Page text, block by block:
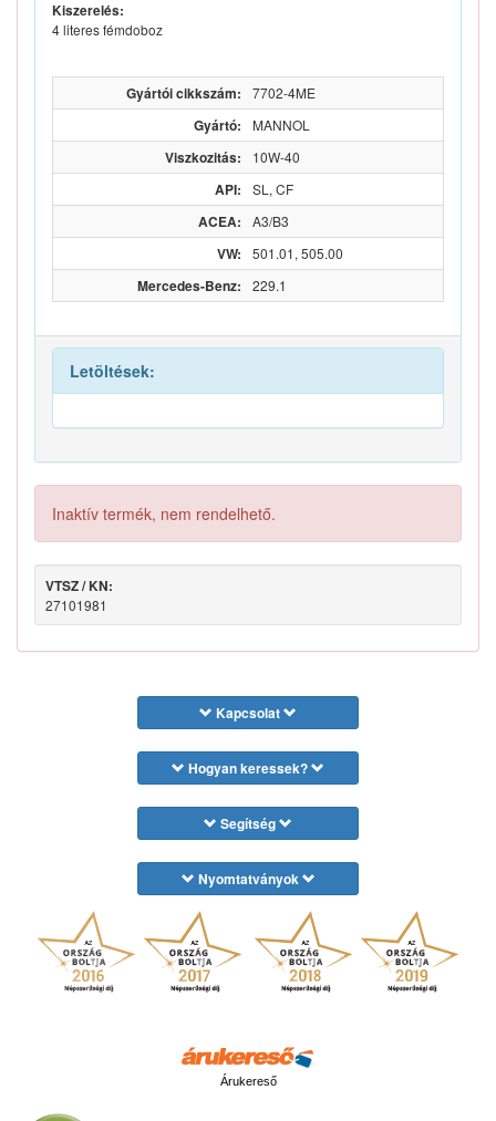
Kiszerelés:
4 literes fémdoboz
Gyártói cikkszám: 7702-4ME
Gyártó: MANNOL
Viszkozitás: 10W-40
API: SL, CF
ACEA: A3/B3
VW: 501.01, 505.00
Mercedes-Benz: 229.1
Letöltések:
Inaktív termék, nem rendelhető.
VTSZ / KN:
27101981
Kapcsolat
Hogyan keressek?
Segítség
Nyomtatványok
Árukereső